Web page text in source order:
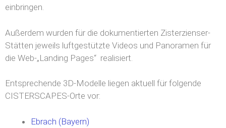
einbringen.
Außerdem wurden für die dokumentierten Zisterzienser-
Stätten jeweils luftgestützte Videos und Panoramen für
die Web-„Landing Pages“ realisiert.
Entsprechende 3D-Modelle liegen aktuell für folgende
CISTERSCAPES-Orte vor:
Ebrach (Bayern)